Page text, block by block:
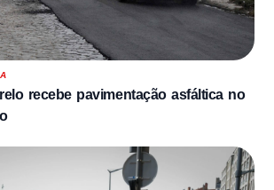
recebe pavimentação asfáltica no